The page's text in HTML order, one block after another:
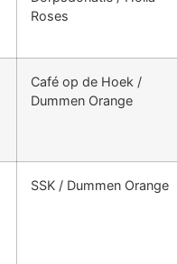
Roses
Café op de Hoek /
Dummen Orange
SSK / Dummen Orange